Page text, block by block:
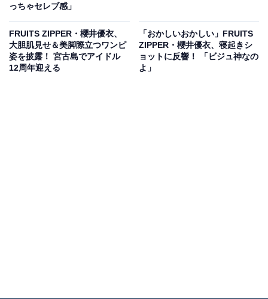
っちゃセレブ感」
FRUITS ZIPPER・櫻井優衣、
大胆肌見せ＆美脚際立つワンピ
姿を披露！ 宮古島でアイドル
12周年迎える
「おかしいおかしい」FRUITS
ZIPPER・櫻井優衣、寝起きシ
ョットに反響！ 「ビジュ神なの
よ」